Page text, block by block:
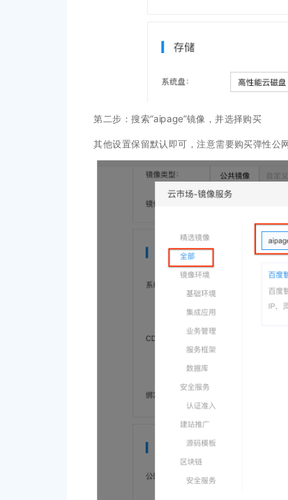
第二步：搜索“aipage”镜像，并选择购买
其他设置保留默认即可，注意需要购买弹性公